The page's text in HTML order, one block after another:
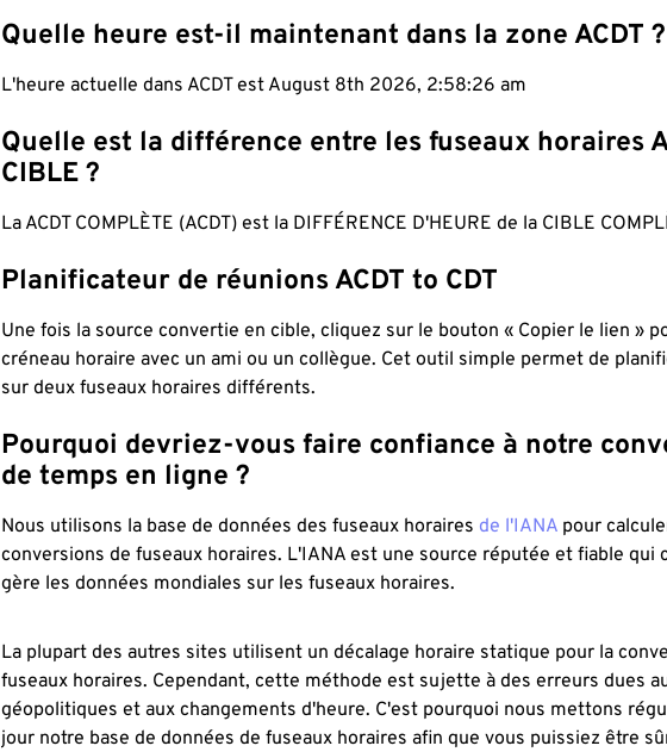
Quelle heure est-il maintenant dans la zone ACDT ?
L'heure actuelle dans ACDT est August 8th 2026, 2:58:27 am
Quelle est la différence entre les fuseaux horaires
CIBLE ?
La ACDT COMPLÈTE (ACDT) est la DIFFÉRENCE D'HEURE de la CIBLE
Planificateur de réunions ACDT to CDT
Une fois la source convertie en cible, cliquez sur le bouton « Copier le lien »
créneau horaire avec un ami ou un collègue. Cet outil simple permet de
sur deux fuseaux horaires différents.
Pourquoi devriez-vous faire confiance à notre
de temps en ligne ?
Nous utilisons la base de données des fuseaux horaires de l'IANA pour
conversions de fuseaux horaires. L'IANA est une source réputée et fiable qui
gère les données mondiales sur les fuseaux horaires.
La plupart des autres sites utilisent un décalage horaire statique pour la
fuseaux horaires. Cependant, cette méthode est sujette à des erreurs dues
géopolitiques et aux changements d'heure. C'est pourquoi nous mettons
jour notre base de données de fuseaux horaires afin que vous puissiez être